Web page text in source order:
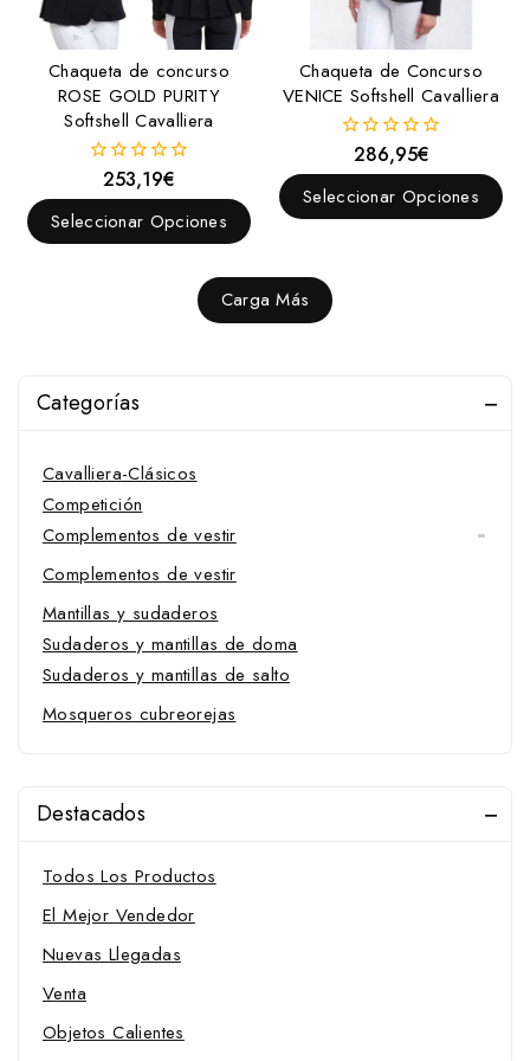
Chaqueta de concurso
ROSE GOLD PURITY
Softshell Cavalliera
fuera
de
253,19€
Seleccionar Opciones
Chaqueta de Concurso
VENICE Softshell Cavalliera
fuera
de
286,95€
Seleccionar Opciones
Carga Más
Categorías
Cabezadas western
Cadenillas
Calcetines
Camisas y polos
Cavalliera-Clásicos
Competición
Campanas protectoras
Carretillas y arcones
Carros y maletines para herramientas
Cascos de equitación
Cavalliera-Clásicos
Competición
Complementos de vestir
Complementos de vestir
Mantillas y sudaderos
Sudaderos y mantillas de doma
Sudaderos y mantillas de salto
Mosqueros cubreorejas
Competición
Cazadoras y chalecos
Inicio
Cepillos y bruzas
Cuidado de piel
pelo y tendones
Varios regalo
Destacados
Todos Los Productos
El Mejor Vendedor
Nuevas Llegadas
Venta
Objetos Calientes